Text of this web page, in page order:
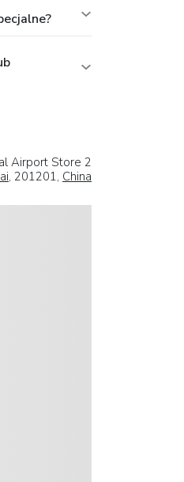
Airport Store 2
, 201201, China